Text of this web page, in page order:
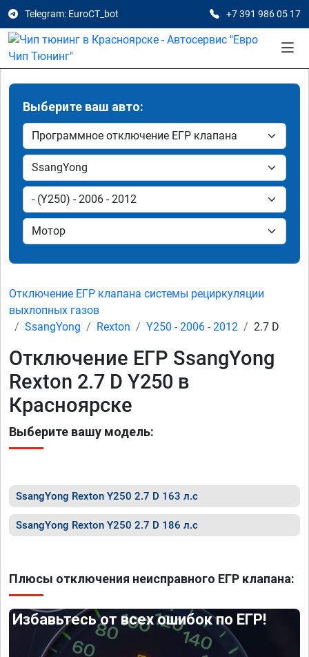
Telegram: EuroCT_bot +7 391 986 05 17
Выберите ваш авто:
Отключение ЕГР клапана системы рециркуляции
выхлопных газов
SsangYong
Rexton Y250 - 2006 - 2012 2.7 D
Отключение ЕГР SsangYong
Rexton 2.7 D Y250 в
Красноярске
Выберите вашу модель:
SsangYong Rexton Y250 2.7 D 163 л.с
SsangYong Rexton Y250 2.7 D 186 л.с
Плюсы отключения неисправного ЕГР клапана:
Избавьтесь от всех ошибок по ЕГР!